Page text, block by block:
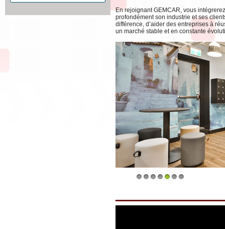
En rejoignant GEMCAR, vous
profondément son industrie et ses
différence, d’aider des entreprises à
un marché stable et en constante